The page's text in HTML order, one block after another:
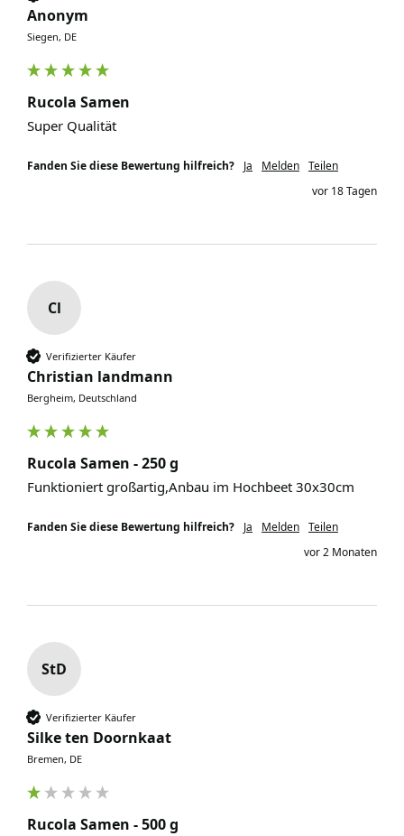
Anonym
Siegen, DE
Rucola Samen
Super Qualität
Fanden Sie diese Bewertung hilfreich? Ja Melden Teilen
vor 18 Tagen
Cl
Verifizierter Käufer
Christian landmann
Bergheim, Deutschland
Rucola Samen - 250 g
Funktioniert großartig,Anbau im Hochbeet 30x30cm
Fanden Sie diese Bewertung hilfreich? Ja Melden Teilen
vor 2 Monaten
StD
Verifizierter Käufer
Silke ten Doornkaat
Bremen, DE
Rucola Samen - 500 g